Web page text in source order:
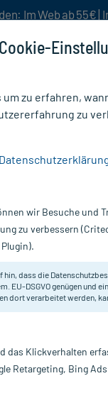
Im Web ab 55€ |
für kurze Zeit:
zu erfahren,
zu
wir Besuche und
zu verbessern
hin, dass die
EU-DSGVO genügen und
dort verarbeitet werden,
das Klickverhalten
Retargeting, Bing